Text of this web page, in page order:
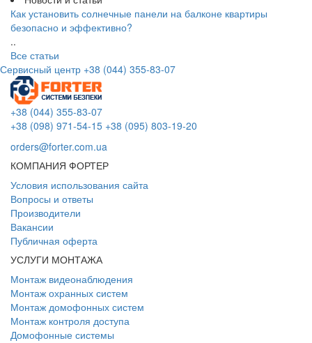
Как установить солнечные панели на балконе квартиры
безопасно и эффективно?
..
Все статьи
Сервисный центр +38 (044) 355-83-07
+38 (044) 355-83-07
+38 (098) 971-54-15 +38 (095) 803-19-20
orders@forter.com.ua
КОМПАНИЯ ФОРТЕР
Условия использования сайта
Вопросы и ответы
Производители
Вакансии
Публичная оферта
УСЛУГИ МОНТАЖА
Монтаж видеонаблюдения
Монтаж охранных систем
Монтаж домофонных систем
Монтаж контроля доступа
Домофонные системы